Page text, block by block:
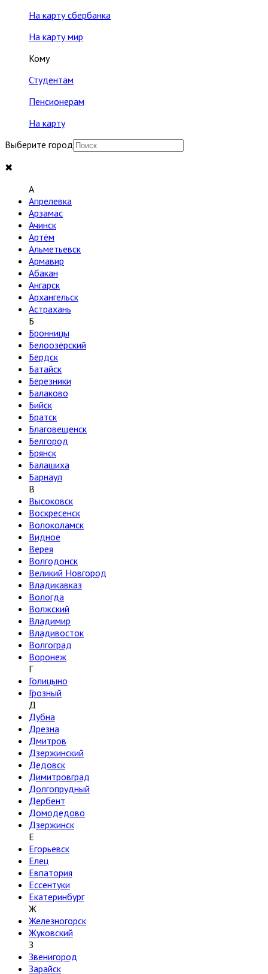
На карту сбербанка
На карту мир
Кому
Студентам
Пенсионерам
На карту
Выберите город
✖
A
Апрелевка
Арзамас
Ачинск
Артём
Альметьевск
Армавир
Абакан
Ангарск
Архангельск
Астрахань
Б
Бронницы
Белоозёрский
Бердск
Батайск
Березники
Балаково
Бийск
Братск
Благовещенск
Белгород
Брянск
Балашиха
Барнаул
В
Высоковск
Воскресенск
Волоколамск
Видное
Верея
Волгодонск
Великий Новгород
Владикавказ
Вологда
Волжский
Владимир
Владивосток
Волгоград
Воронеж
Г
Голицыно
Грозный
Д
Дубна
Дрезна
Дмитров
Дзержинский
Дедовск
Димитровград
Долгопрудный
Дербент
Домодедово
Дзержинск
Е
Егорьевск
Елец
Евпатория
Ессентуки
Екатеринбург
Ж
Железногорск
Жуковский
З
Звенигород
Зарайск